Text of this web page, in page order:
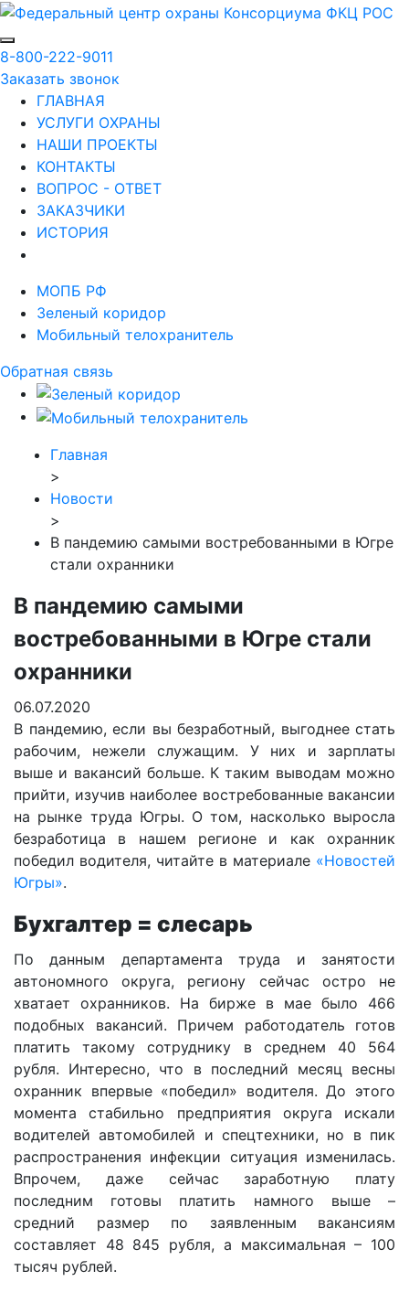
8-800-222-9011
Заказать звонок
ГЛАВНАЯ
УСЛУГИ ОХРАНЫ
НАШИ ПРОЕКТЫ
КОНТАКТЫ
ВОПРОС - ОТВЕТ
ЗАКАЗЧИКИ
ИСТОРИЯ
МОПБ РФ
Зеленый коридор
Мобильный телохранитель
Обратная связь
Главная
>
Новости
>
В пандемию самыми востребованными в Югре
стали охранники
В пандемию самыми
востребованными в Югре стали
охранники
06.07.2020
В пандемию, если вы безработный, выгоднее стать
рабочим, нежели служащим. У них и зарплаты
выше и вакансий больше. К таким выводам можно
прийти, изучив наиболее востребованные вакансии
на рынке труда Югры. О том, насколько выросла
безработица в нашем регионе и как охранник
победил водителя, читайте в материале «Новостей
Югры».
Бухгалтер = слесарь
По данным департамента труда и занятости
автономного округа, региону сейчас остро не
хватает охранников. На бирже в мае было 466
подобных вакансий. Причем работодатель готов
платить такому сотруднику в среднем 40 564
рубля. Интересно, что в последний месяц весны
охранник впервые «победил» водителя. До этого
момента стабильно предприятия округа искали
водителей автомобилей и спецтехники, но в пик
распространения инфекции ситуация изменилась.
Впрочем, даже сейчас заработную плату
последним готовы платить намного выше –
средний размер по заявленным вакансиям
составляет 48 845 рубля, а максимальная – 100
тысяч рублей.